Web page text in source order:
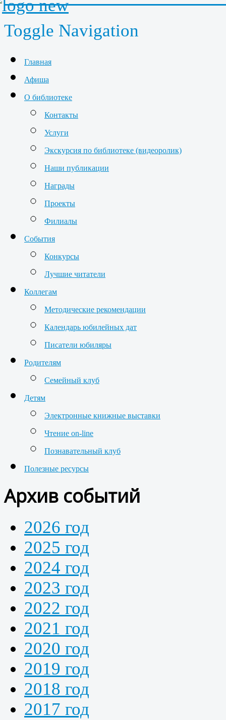
Toggle Navigation
Главная
Афиша
О библиотеке
Контакты
Услуги
Экскурсия по библиотеке (видеоролик)
Наши публикации
Награды
Проекты
Филиалы
События
Конкурсы
Лучшие читатели
Коллегам
Методические рекомендации
Календарь юбилейных дат
Писатели юбиляры
Родителям
Семейный клуб
Детям
Электронные книжные выставки
Чтение on-line
Познавательный клуб
Полезные ресурсы
Архив событий
2026 год
2025 год
2024 год
2023 год
2022 год
2021 год
2020 год
2019 год
2018 год
2017 год